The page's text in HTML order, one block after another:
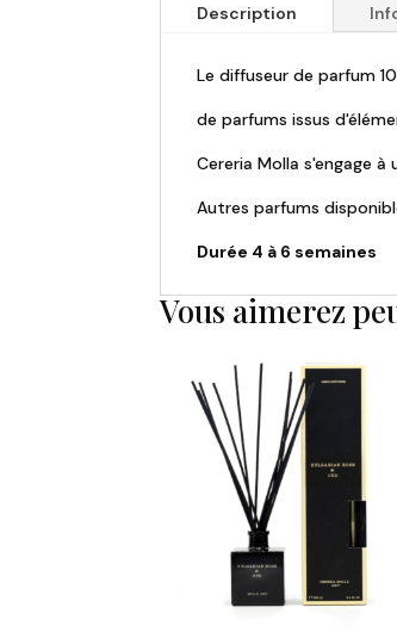
Description
Le diffuseur de parfum
de parfums issus
Cereria Molla s'engage
Autres parfums
Durée 4 à 6 semaines
Vous aimerez